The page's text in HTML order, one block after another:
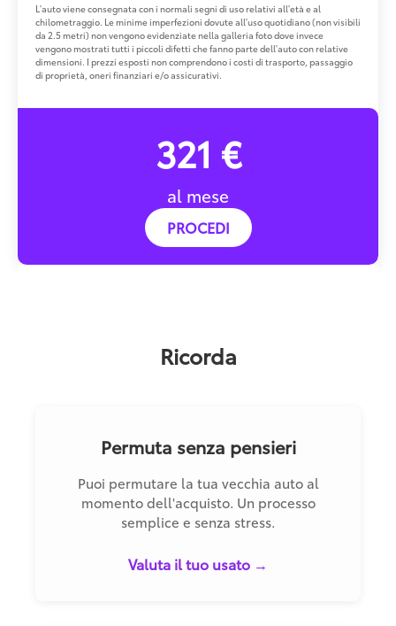
L'auto viene consegnata con i normali segni di uso relativi all'età e al
chilometraggio. Le minime imperfezioni dovute all'uso quotidiano (non visibili
da 2.5 metri) non vengono evidenziate nella galleria foto dove invece
vengono mostrati tutti i piccoli difetti che fanno parte dell'auto con relative
dimensioni. I prezzi esposti non comprendono i costi di trasporto, passaggio
di proprietà, oneri finanziari e/o assicurativi.
321 €
al mese
PROCEDI
Ricorda
Permuta senza pensieri
Puoi permutare la tua vecchia auto al
momento dell'acquisto. Un processo
semplice e senza stress.
Valuta il tuo usato →